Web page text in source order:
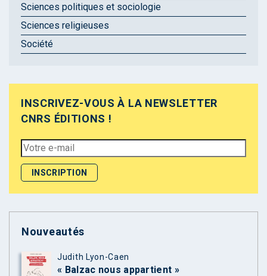
Sciences politiques et sociologie
Sciences religieuses
Société
INSCRIVEZ-VOUS À LA NEWSLETTER
CNRS ÉDITIONS !
Nouveautés
Judith Lyon-Caen
« Balzac nous appartient »